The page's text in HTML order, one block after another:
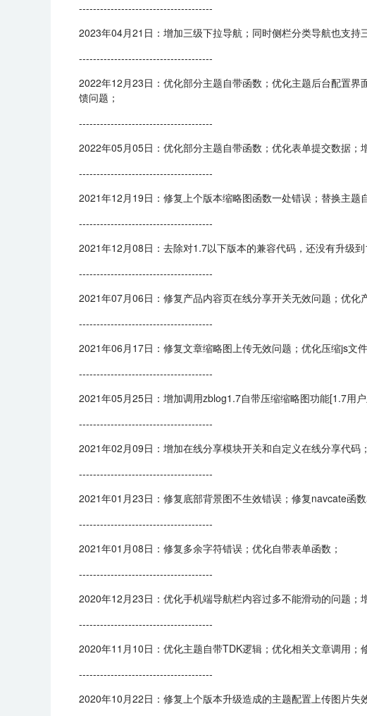
--------------------------------------
2023年04月21日：增加三级下拉导航；同时侧栏分类导航也支持
--------------------------------------
2022年12月23日：优化部分主题自带函数；优化主题后台配置
馈问题；
--------------------------------------
2022年05月05日：优化部分主题自带函数；优化表单提交数据；
--------------------------------------
2021年12月19日：修复上个版本缩略图函数一处错误；替换主题
--------------------------------------
2021年12月08日：去除对1.7以下版本的兼容代码，还没有升级
--------------------------------------
2021年07月06日：修复产品内容页在线分享开关无效问题；优化
--------------------------------------
2021年06月17日：修复文章缩略图上传无效问题；优化压缩js文件
--------------------------------------
2021年05月25日：增加调用zblog1.7自带压缩缩略图功能[1.7用
--------------------------------------
2021年02月09日：增加在线分享模块开关和自定义在线分享代码；
--------------------------------------
2021年01月23日：修复底部背景图不生效错误；修复navcate函
--------------------------------------
2021年01月08日：修复多余字符错误；优化自带表单函数；
--------------------------------------
2020年12月23日：优化手机端导航栏内容过多不能滑动的问题；
--------------------------------------
2020年11月10日：优化主题自带TDK逻辑；优化相关文章调用；
--------------------------------------
2020年10月22日：修复上个版本升级造成的主题配置上传图片失